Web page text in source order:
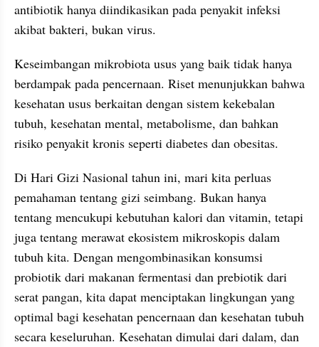
antibiotik hanya diindikasikan pada penyakit infeksi
akibat bakteri, bukan virus.
Keseimbangan mikrobiota usus yang baik tidak hanya
berdampak pada pencernaan. Riset menunjukkan bahwa
kesehatan usus berkaitan dengan sistem kekebalan
tubuh, kesehatan mental, metabolisme, dan bahkan
risiko penyakit kronis seperti diabetes dan obesitas.
Di Hari Gizi Nasional tahun ini, mari kita perluas
pemahaman tentang gizi seimbang. Bukan hanya
tentang mencukupi kebutuhan kalori dan vitamin, tetapi
juga tentang merawat ekosistem mikroskopis dalam
tubuh kita. Dengan mengombinasikan konsumsi
probiotik dari makanan fermentasi dan prebiotik dari
serat pangan, kita dapat menciptakan lingkungan yang
optimal bagi kesehatan pencernaan dan kesehatan tubuh
secara keseluruhan. Kesehatan dimulai dari dalam, dan